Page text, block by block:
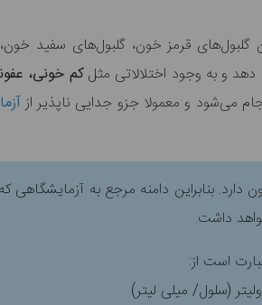
قرمز خون، گلبول‌های سفید
و به وجود اختلالاتی مثلکم خونی،
می‌شود و معمولا جزو جدایی ناپذیر از
بنابراین دامنه مرجع به
داشت.
است از: